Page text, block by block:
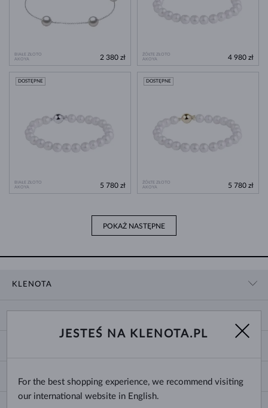
BIAŁE ZŁOTO
AKOYA
2 380 zł
ŻÓŁTE ZŁOTO
AKOYA
4 980 zł
BIAŁE ZŁOTO
AKOYA
DOSTĘPNE
5 780 zł
ŻÓŁTE ZŁOTO
AKOYA
DOSTĘPNE
5 780 zł
POKAŻ NASTĘPNE
KLENOTA
DOSTAWA I PŁATNOŚĆ
WYBÓR OBRĄCZEK
CERTYFIKATY AUTENTYCZNOŚCI
ROZMIARY I TYPY ŁAŃCUSZKÓW
ROZMIARY BRANSOLETEK
Polska
JESTEŚ NA KLENOTA.PL
For the best shopping experience, we recommend visiting
our international website in English.